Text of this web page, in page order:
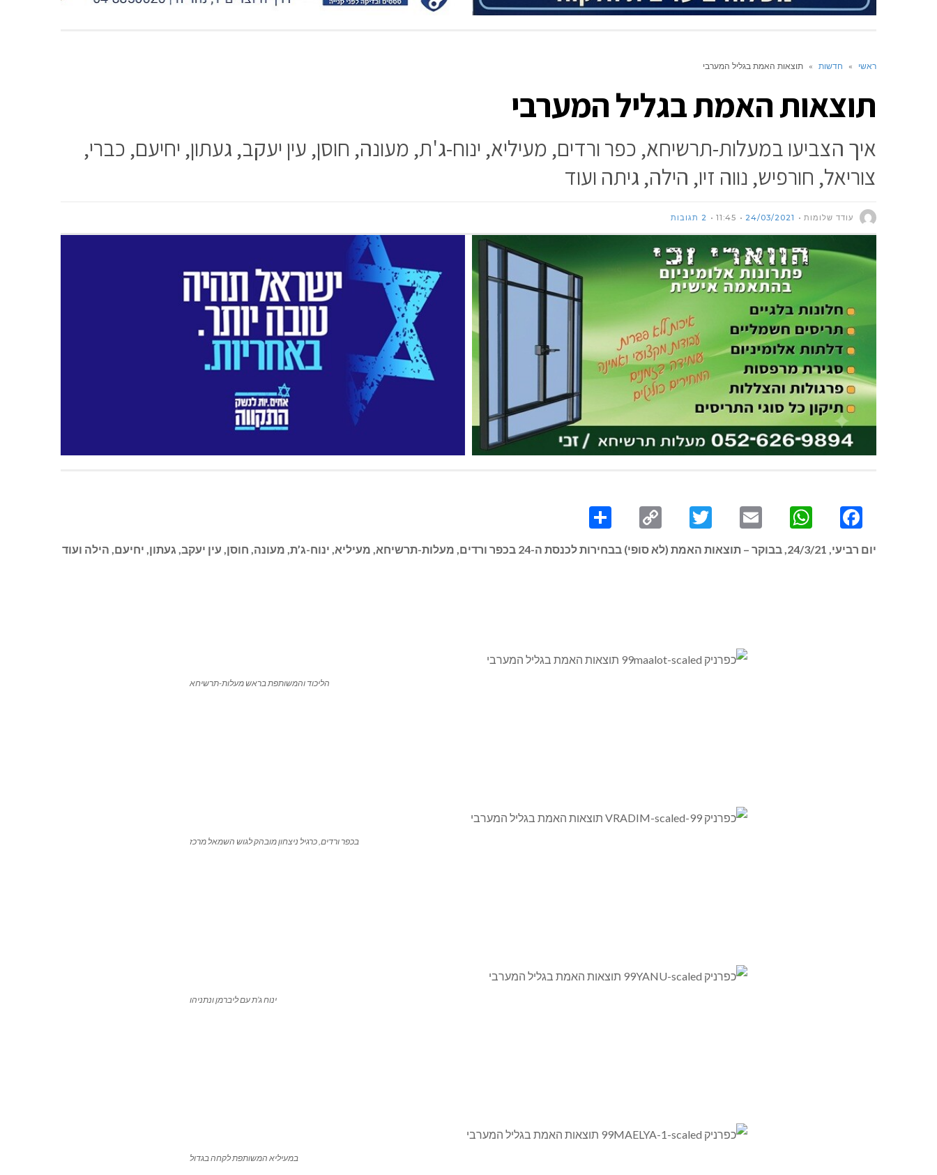
ראשי » חדשות » תוצאות האמת בגליל המערבי
תוצאות האמת בגליל המערבי
איך הצביעו במעלות-תרשיחא, כפר ורדים, מעיליא, ינוח-ג'ת, מעונה, חוסן, עין יעקב, געתון, יחיעם, כברי,
צוריאל, חורפיש, נווה זיו, הילה, גיתה ועוד
עודד שלומות 24/03/2021
11:45 2 תגובות
Facebook
WhatsApp
Email
Twitter
Copy
יום רביעי, 24/3/21, בבוקר – תוצאות האמת (לא סופי) בבחירות לכנסת ה-24 בכפר ורדים, מעלות-תרשיחא, מעיליא, ינוח-ג’ת, מעונה, חוסן, עין יעקב, געתון, יחיעם, הילה ועוד
הליכוד והמשותפת בראש מעלות-תרשיחא
בכפר ורדים, כרגיל ניצחון מובהק לגוש השמאל מרכז
ינוח ג’ת עם ליברמן ונתניהו
במעיליא המשותפת לקחה בגדול